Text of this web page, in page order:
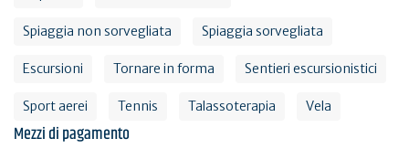
Spiaggia non sorvegliata Spiaggia sorvegliata
Escursioni Tornare in forma Sentieri escursionistici
Sport aerei Tennis Talassoterapia Vela
Mezzi di pagamento